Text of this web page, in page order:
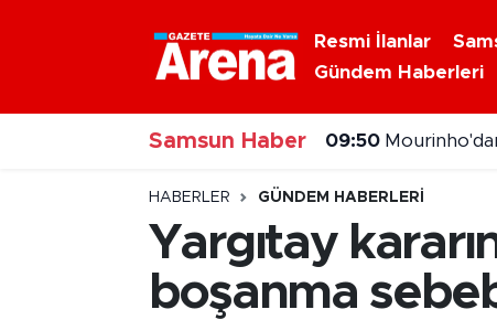
Resmi İlanlar
Gündem Haberleri
Samsun Haber 09:50
HABERLER GÜNDEM HABERLERI
Yargıtay
boşanma
Nöbetçi Eczaneler
Hava Durumu
Samsun Namaz Vakitleri
Trafik Durumu
Süper Lig Puan Durumu ve Fikstür